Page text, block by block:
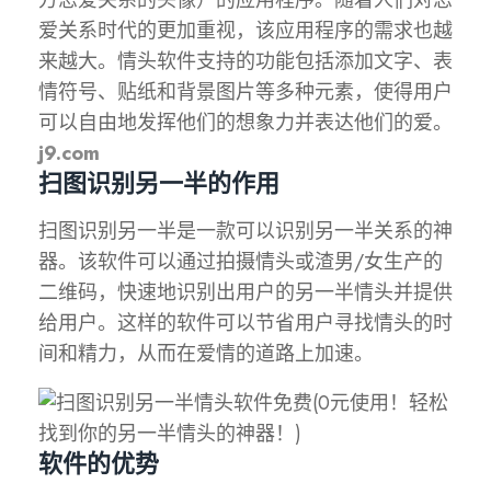
爱关系时代的更加重视，该应用程序的需求也越
来越大。情头软件支持的功能包括添加文字、表
情符号、贴纸和背景图片等多种元素，使得用户
可以自由地发挥他们的想象力并表达他们的爱。
j9.com
扫图识别另一半的作用
扫图识别另一半是一款可以识别另一半关系的神
器。该软件可以通过拍摄情头或渣男/女生产的
二维码，快速地识别出用户的另一半情头并提供
给用户。这样的软件可以节省用户寻找情头的时
间和精力，从而在爱情的道路上加速。
软件的优势